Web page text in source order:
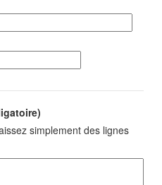
simplement des lignes